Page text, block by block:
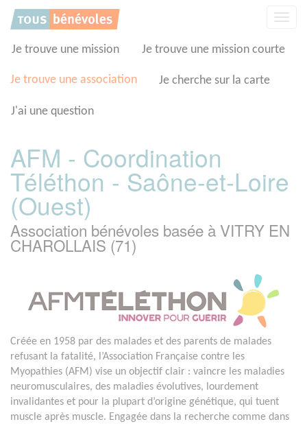
Je trouve une mission Je trouve une mission courte
Je trouve une association Je cherche sur la carte
J'ai une question
AFM - Coordination
Téléthon - Saône-et-Loire
(Ouest)
Association bénévoles basée à VITRY EN
CHAROLLAIS (71)
Créée en 1958 par des malades et des parents de malades
refusant la fatalité, l’Association Française contre les
Myopathies (AFM) vise un objectif clair : vaincre les maladies
neuromusculaires, des maladies évolutives, lourdement
invalidantes et pour la plupart d’origine génétique, qui tuent
muscle après muscle. Engagée dans la recherche comme dans
Panneau de gestion des cookies